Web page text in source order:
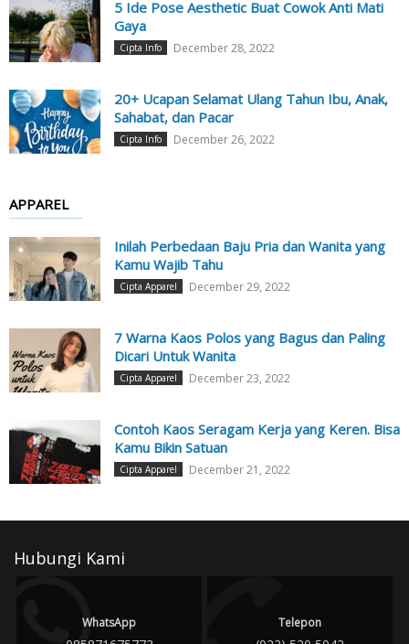
5 Ide Pose Aesthetic Buat Cowok Anti Mati
Gaya
Cipta Info December 28, 2022
20+ Ucapan Selamat Ulang Tahun Ibu, Anak,
Sahabat, dan Pacar
Cipta Info December 26, 2022
APPAREL
Inilah Perbedaan Baju Pria dan Wanita yang
Kamu Wajib Tahu
Cipta Apparel December 29, 2022
7 Warna Kaos Polos yang Bagus dan Paling
Dicari Untuk Wanita
Cipta Apparel December 23, 2022
Contoh Kaos Seragam Kerja yang Keren. Bisa
Kamu Bikin Satuan
Cipta Apparel December 21, 2022
Hubungi Kami
WhatsApp Telepon